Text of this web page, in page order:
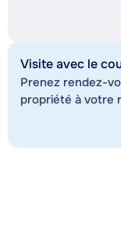
Visite avec le
Prenez rendez-
propriété à votre